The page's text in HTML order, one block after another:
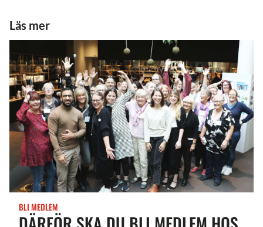
Läs mer
BLI MEDLEM